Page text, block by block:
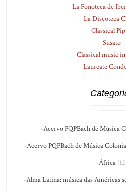
La Fonoteca de
La Discoteca
Classical
Susato
Classical music
Laureate
-Acervo PQPBach de Música
-Acervo PQPBach de Música
-África
-Alma Latina: música das Américas